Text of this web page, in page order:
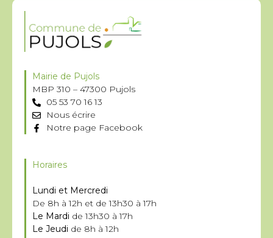
Mairie de Pujols
MBP 310 – 47300 Pujols
05 53 70 16 13
Nous écrire
Notre page Facebook
Horaires
Lundi et Mercredi
De 8h à 12h et de 13h30 à 17h
Le Mardi de 13h30 à 17h
Le Jeudi de 8h à 12h